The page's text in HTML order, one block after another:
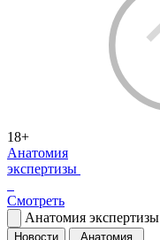
18+
Анатомия
экспертизы
Смотреть
Анатомия экспертизы
Новости
Анатомия